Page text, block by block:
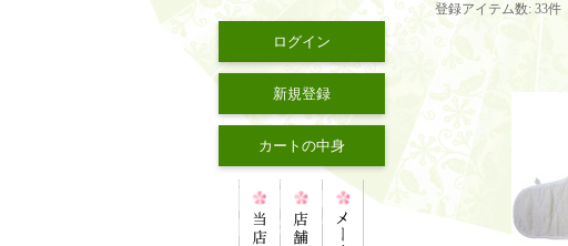
ログイン
新規登録
カートの中身
登録アイテム数: 33件